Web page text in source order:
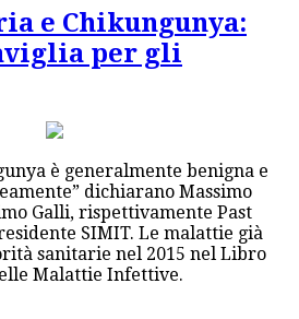
e Chikungunya:
per gli
è generalmente benigna e
dichiarano Massimo
Galli, rispettivamente Past
SIMIT. Le malattie già
sanitarie nel 2015 nel Libro
Malattie Infettive.